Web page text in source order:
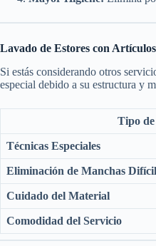
Lavado de Estores con
Si estás considerando otros
especial debido a su estructura y
Tipo
Técnicas Especiales
Eliminación de Manchas
Cuidado del Material
Comodidad del Servicio